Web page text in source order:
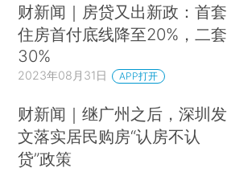
财新闻｜房贷又出新政：首套
住房首付底线降至20%，二套
30%
2023年08月31日 APP打开
财新闻｜继广州之后，深圳发
文落实居民购房“认房不认
贷”政策